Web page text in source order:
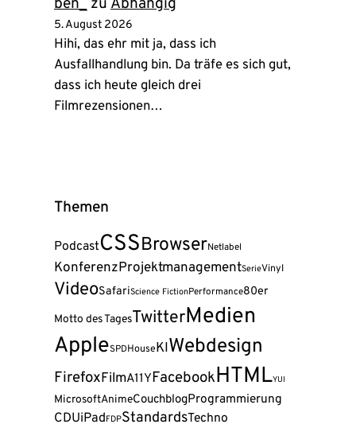
ben_zu Abhängig
5. August 2026
Hihi, das ehr mit ja, dass ich
Ausfallhandlung bin. Da träfe es sich gut,
dass ich heute gleich drei
Filmrezensionen…
Themen
PodcastCSSBrowserNetlabel
KonferenzProjektmanagementSerieVinyl
VideoSafariScience FictionPerformance80er
Motto des TagesTwitterMedien
AppleSPDHouseKIWebdesign
FirefoxFilmA11YFacebookHTMLYUI
MicrosoftAnimeCouchblogProgrammierung
CDUiPadFDPStandardsTechno